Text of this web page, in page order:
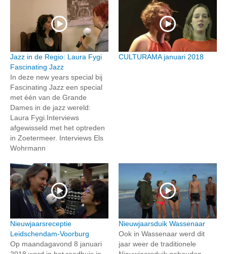
Jazz in de Regio: Laura Fygi
Fascinating Jazz
In deze new years special bij
Fascinating Jazz een special
met één van de Grande
Dames in de jazz wereld:
Laura Fygi.Interviews
afgewisseld met het optreden
in Zoetermeer. Interviews Els
Wohrmann
CULTURAMA januari 2018
Nieuwjaarsreceptie
Leidschendam-Voorburg
Op maandagavond 8 januari
Nieuwjaarsduik Wassenaar
Ook in Wassenaar werd dit
jaar weer de traditionele